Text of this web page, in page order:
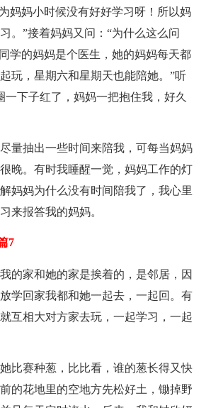
妈妈小时候没有好好学习呀！所以妈
。”接着妈妈又问：“为什么这么问
学的妈妈是个医生，她的妈妈每天都
玩，星期六和星期天也能陪她。”听
下子红了，妈妈一把抱住我，好久
量抽出一些时间来陪我，可每当妈妈
晚。有时我睡醒一觉，妈妈工作的灯
妈妈为什么没有时间陪我了，我心里
来报答我的妈妈。
7
的家和她的家是挨着的，是邻居，因
学回家我都和她一起去，一起回。有
互相大对方家去玩，一起学习，一起
比赛种葱，比比看，谁的葱长得又快
的花地里的空地方先松好土，锄掉野